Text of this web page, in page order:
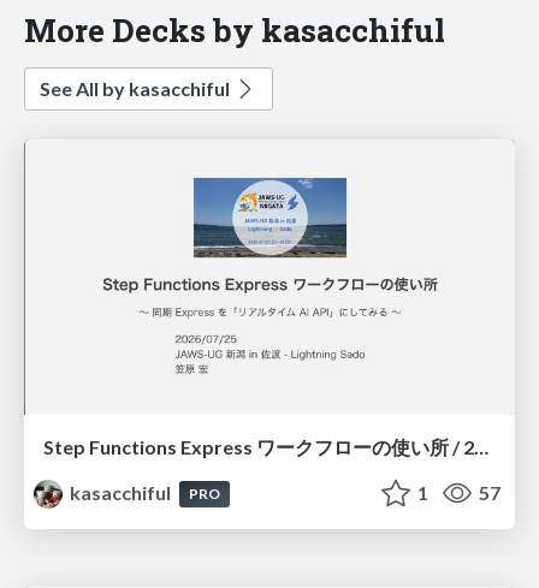
More Decks by kasacchiful
See All by kasacchiful
Step Functions Express ワークフローの使い所 / 20260725jawsug-niigata-sado
kasacchiful
PRO 1 57